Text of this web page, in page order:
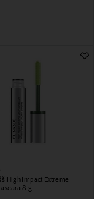
High Impact Extreme
8 g